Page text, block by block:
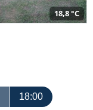
18,8 °C
18:00